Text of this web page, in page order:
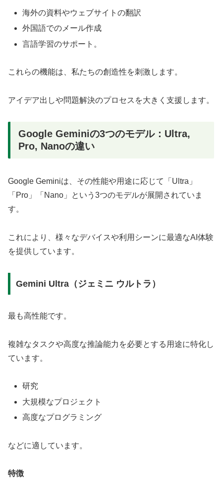
海外の資料やウェブサイトの翻訳
外国語でのメール作成
言語学習のサポート。
これらの機能は、私たちの創造性を刺激します。
アイデア出しや問題解決のプロセスを大きく支援します。
Google Geminiの3つのモデル：Ultra,
Pro, Nanoの違い
Google Geminiは、その性能や用途に応じて「Ultra」
「Pro」「Nano」という3つのモデルが展開されていま
す。
これにより、様々なデバイスや利用シーンに最適なAI体験
を提供しています。
Gemini Ultra（ジェミニ ウルトラ）
最も高性能です。
複雑なタスクや高度な推論能力を必要とする用途に特化し
ています。
研究
大規模なプロジェクト
高度なプログラミング
などに適しています。
特徴